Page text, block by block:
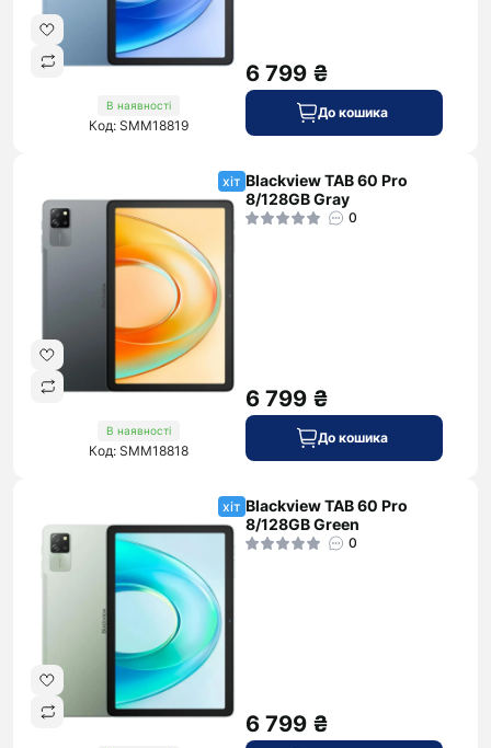
В наявності
Код: SMM18819
6 799 ₴
До кошика
хіт
В наявності
Код: SMM18818
Blackview TAB 60 Pro
8/128GB Gray
0
6 799 ₴
До кошика
хіт Blackview TAB 60 Pro
8/128GB Green
0
6 799 ₴